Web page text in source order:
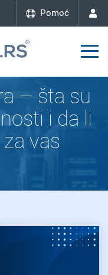
Pomoć
– šta su
i da li
vas